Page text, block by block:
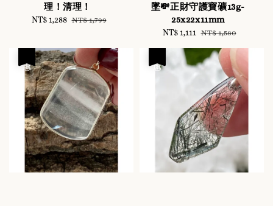
理！清理！
Sale
NT$ 1,288 Regular
NT$ 1,799
墜💸正財守護寶礦13g-
25x22x11mm
Sale
NT$ 1,111 Regular
NT$ 1,580